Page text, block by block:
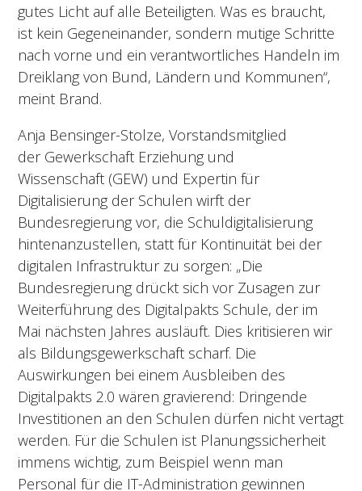
gutes Licht auf alle Beteiligten. Was es braucht,
ist kein Gegeneinander, sondern mutige Schritte
nach vorne und ein verantwortliches Handeln im
Dreiklang von Bund, Ländern und Kommunen“,
meint Brand.
Anja Bensinger-Stolze, Vorstandsmitglied
der Gewerkschaft Erziehung und
Wissenschaft (GEW) und Expertin für
Digitalisierung der Schulen wirft der
Bundesregierung vor, die Schuldigitalisierung
hintenanzustellen, statt für Kontinuität bei der
digitalen Infrastruktur zu sorgen: „Die
Bundesregierung drückt sich vor Zusagen zur
Weiterführung des Digitalpakts Schule, der im
Mai nächsten Jahres ausläuft. Dies kritisieren wir
als Bildungsgewerkschaft scharf. Die
Auswirkungen bei einem Ausbleiben des
Digitalpakts 2.0 wären gravierend: Dringende
Investitionen an den Schulen dürfen nicht vertagt
werden. Für die Schulen ist Planungssicherheit
immens wichtig, zum Beispiel wenn man
Personal für die IT-Administration gewinnen